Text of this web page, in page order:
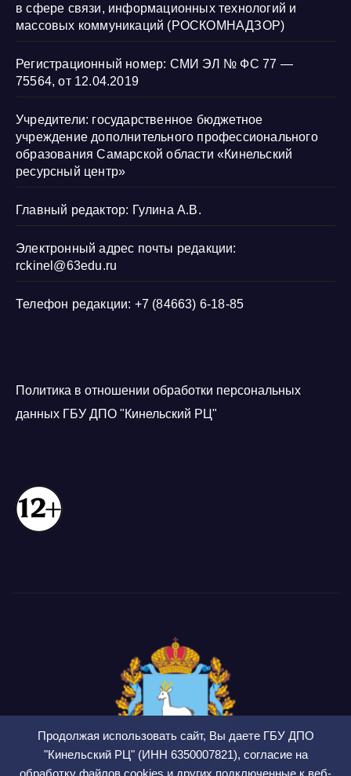
Продолжая использовать сайт, Вы даете ГБУ ДПО
"Кинельский РЦ" (ИНН 6350007821), согласие на
в сфере связи, информационных технологий и
массовых коммуникаций (РОСКОМНАДЗОР)
Регистрационный номер: СМИ ЭЛ № ФС 77 —
75564, от 12.04.2019
Учредители: государственное бюджетное
учреждение дополнительного профессионального
образования Самарской области «Кинельский
ресурсный центр»
Главный редактор: Гулина А.В.
Электронный адрес почты редакции:
rckinel@63edu.ru
Телефон редакции: +7 (84663) 6-18-85
Политика в отношении обработки персональных
данных ГБУ ДПО "Кинельский РЦ"